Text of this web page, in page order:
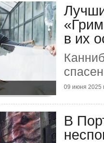
в их
09 июня 2025
В